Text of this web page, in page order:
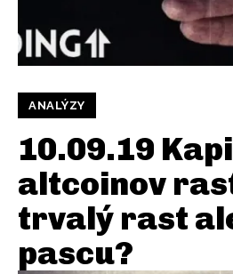
ANALÝZY
10.09.19
altcoinov
trvalý rast
pascu?